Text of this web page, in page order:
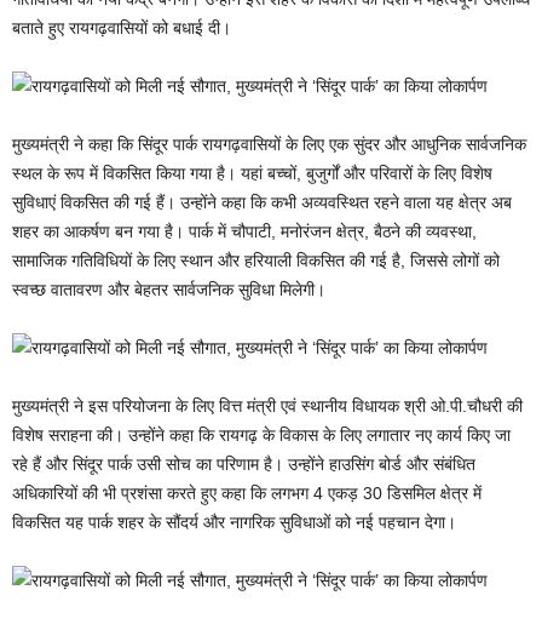
बताते हुए रायगढ़वासियों को बधाई दी।
मुख्यमंत्री ने कहा कि सिंदूर पार्क रायगढ़वासियों के लिए एक सुंदर और आधुनिक सार्वजनिक
स्थल के रूप में विकसित किया गया है। यहां बच्चों, बुजुर्गों और परिवारों के लिए विशेष
सुविधाएं विकसित की गई हैं। उन्होंने कहा कि कभी अव्यवस्थित रहने वाला यह क्षेत्र अब
शहर का आकर्षण बन गया है। पार्क में चौपाटी, मनोरंजन क्षेत्र, बैठने की व्यवस्था,
सामाजिक गतिविधियों के लिए स्थान और हरियाली विकसित की गई है, जिससे लोगों को
स्वच्छ वातावरण और बेहतर सार्वजनिक सुविधा मिलेगी।
मुख्यमंत्री ने इस परियोजना के लिए वित्त मंत्री एवं स्थानीय विधायक श्री ओ.पी.चौधरी की
विशेष सराहना की। उन्होंने कहा कि रायगढ़ के विकास के लिए लगातार नए कार्य किए जा
रहे हैं और सिंदूर पार्क उसी सोच का परिणाम है। उन्होंने हाउसिंग बोर्ड और संबंधित
अधिकारियों की भी प्रशंसा करते हुए कहा कि लगभग 4 एकड़ 30 डिसमिल क्षेत्र में
विकसित यह पार्क शहर के सौंदर्य और नागरिक सुविधाओं को नई पहचान देगा।